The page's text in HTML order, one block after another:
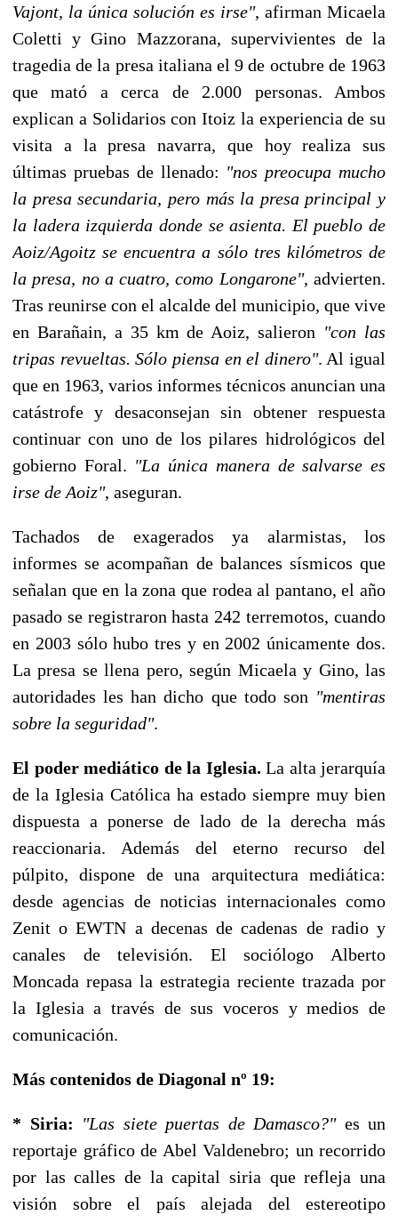
Vajont, la única solución es irse", afirman Micaela
Coletti y Gino Mazzorana, supervivientes de la
tragedia de la presa italiana el 9 de octubre de 1963
que mató a cerca de 2.000 personas. Ambos
explican a Solidarios con Itoiz la experiencia de su
visita a la presa navarra, que hoy realiza sus
últimas pruebas de llenado: "nos preocupa mucho
la presa secundaria, pero más la presa principal y
la ladera izquierda donde se asienta. El pueblo de
Aoiz/Agoitz se encuentra a sólo tres kilómetros de
la presa, no a cuatro, como Longarone", advierten.
Tras reunirse con el alcalde del municipio, que vive
en Barañain, a 35 km de Aoiz, salieron "con las
tripas revueltas. Sólo piensa en el dinero". Al igual
que en 1963, varios informes técnicos anuncian una
catástrofe y desaconsejan sin obtener respuesta
continuar con uno de los pilares hidrológicos del
gobierno Foral. "La única manera de salvarse es
irse de Aoiz", aseguran.
Tachados de exagerados ya alarmistas, los
informes se acompañan de balances sísmicos que
señalan que en la zona que rodea al pantano, el año
pasado se registraron hasta 242 terremotos, cuando
en 2003 sólo hubo tres y en 2002 únicamente dos.
La presa se llena pero, según Micaela y Gino, las
autoridades les han dicho que todo son "mentiras
sobre la seguridad".
El poder mediático de la Iglesia. La alta jerarquía
de la Iglesia Católica ha estado siempre muy bien
dispuesta a ponerse de lado de la derecha más
reaccionaria. Además del eterno recurso del
púlpito, dispone de una arquitectura mediática:
desde agencias de noticias internacionales como
Zenit o EWTN a decenas de cadenas de radio y
canales de televisión. El sociólogo Alberto
Moncada repasa la estrategia reciente trazada por
la Iglesia a través de sus voceros y medios de
comunicación.
Más contenidos de Diagonal nº 19:
* Siria: "Las siete puertas de Damasco?"es un
reportaje gráfico de Abel Valdenebro; un recorrido
por las calles de la capital siria que refleja una
visión sobre el país alejada del estereotipo